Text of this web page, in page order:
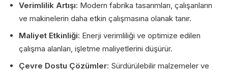
Verimlilik Artışı: Modern fabrika tasarımları, çalışanların
ve makinelerin daha etkin çalışmasına olanak tanır.
Maliyet Etkinliği: Enerji verimliliği ve optimize edilen
çalışma alanları, işletme maliyetlerini düşürür.
Çevre Dostu Çözümler: Sürdürülebilir malzemeler ve